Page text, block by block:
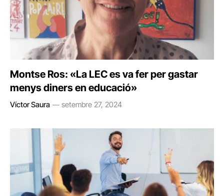
Montse Ros: «La LEC es va fer per gastar
menys diners en educació»
Víctor Saura setembre 27, 2024